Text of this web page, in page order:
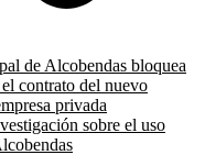
de Alcobendas bloquea
contrato del nuevo
privada
sobre el uso